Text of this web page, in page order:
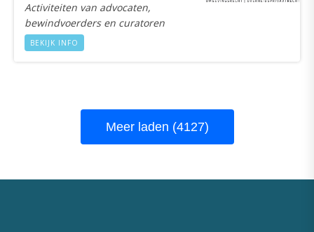
Activiteiten van advocaten,
bewindvoerders en curatoren
BEKIJK INFO
Meer laden (4127)